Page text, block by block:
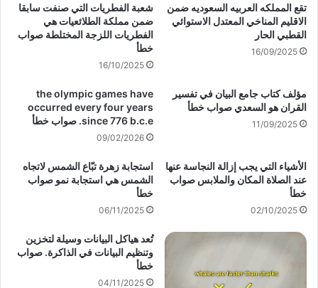
تقع المملكه العربيه السعوديه ضمن
الاقليم المناخي المعتدل الاستوائي
القطبي الحار
16/09/2025
شعبة الفطريات التي صنفت سابقا
ضمن مملكة الطلائعيات هي
الفطريات اللزجة المختلطة صواب
خطأ
16/10/2025
مؤلف كتاب جامع البيان في تفسير
القران هو السعدي صواب خطأ
11/09/2025
the olympic games have
occurred every four years
since 776 b.c.e. صواب خطأ
09/02/2026
الأشياء التي يجب إزالة النجاسة عنها
عند الصلاة المكان والملابس صواب
خطأ
02/10/2025
استجابة زهرة تبّاع الشمس لاتجاه
الشمس هي استجابة نمو صواب
خطأ
06/11/2025
تُعد هياكل البيانات وسيلة لتخزين
وتنظيم البيانات في الذاكرة. صواب
خطأ
04/11/2025